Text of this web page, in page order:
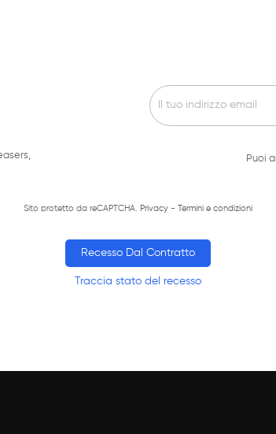
Puoi
Sito protetto da reCAPTCHA. Privacy- Termini e condizioni
Recesso Dal Contratto
Traccia stato del recesso